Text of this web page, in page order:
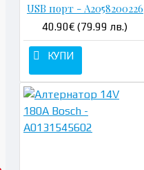
USB порт - A2058200226
40.90€ (79.99 лв.)
КУПИ